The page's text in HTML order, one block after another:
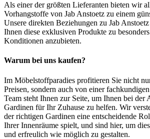
Als einer der größten Lieferanten bieten wir
Vorhangstoffe von Jab Anstoetz zu einem
Unsere direkten Beziehungen zu Jab
Ihnen diese exklusiven Produkte zu
Konditionen anzubieten.
Warum bei uns kaufen?
Im Möbelstoffparadies profitieren Sie nicht
Preisen, sondern auch von einer
Team steht Ihnen zur Seite, um Ihnen bei der
Gardinen für Ihr Zuhause zu helfen. Wir
der richtigen Gardinen eine entscheidende
Ihrer Innenräume spielt, und sind hier, um
und erfreulich wie möglich zu gestalten.